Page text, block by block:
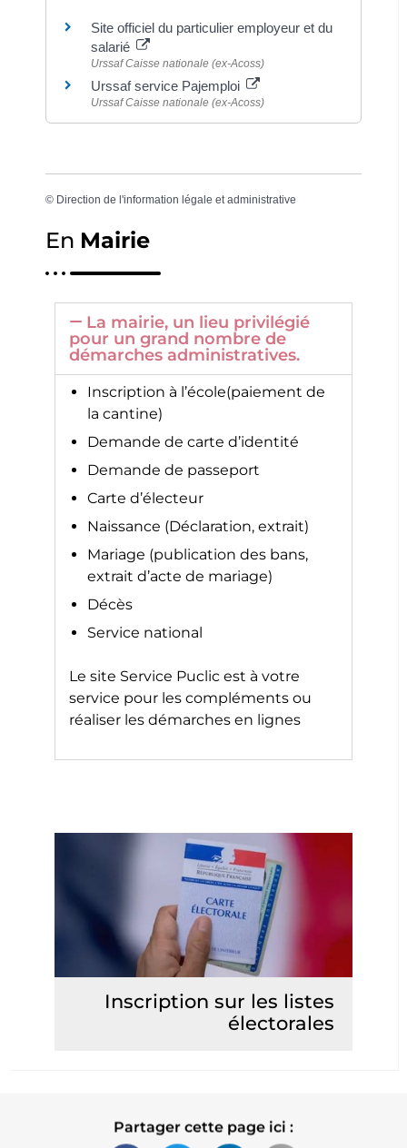
Site officiel du particulier employeur et du
salarié
Urssaf Caisse nationale (ex-Acoss)
Urssaf service Pajemploi
Urssaf Caisse nationale (ex-Acoss)
© Direction de l'information légale et administrative
En Mairie
La mairie, un lieu privilégié
pour un grand nombre de
démarches administratives.
Inscription à l’école(paiement de
la cantine)
Demande de carte d’identité
Demande de passeport
Carte d’électeur
Naissance (Déclaration, extrait)
Mariage (publication des bans,
extrait d’acte de mariage)
Décès
Service national
Le site Service Puclic est à votre
service pour les compléments ou
réaliser les démarches en lignes
Inscription sur les listes
électorales
Partager cette page ici :